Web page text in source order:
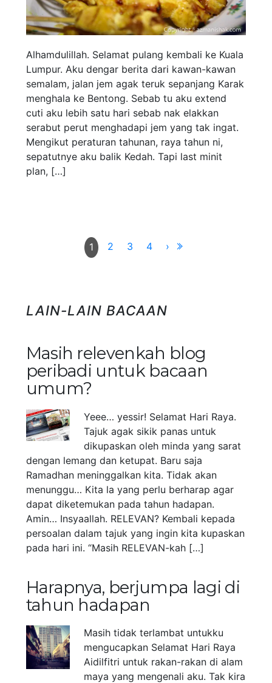
Alhamdulillah. Selamat pulang kembali ke Kuala
Lumpur. Aku dengar berita dari kawan-kawan
semalam, jalan jem agak teruk sepanjang Karak
menghala ke Bentong. Sebab tu aku extend
cuti aku lebih satu hari sebab nak elakkan
serabut perut menghadapi jem yang tak ingat.
Mengikut peraturan tahunan, raya tahun ni,
sepatutnye aku balik Kedah. Tapi last minit
plan, […]
1 2 3 4 ›
LAIN-LAIN BACAAN
Masih relevenkah blog
peribadi untuk bacaan
umum?
Yeee… yessir! Selamat Hari Raya.
Tajuk agak sikik panas untuk
dikupaskan oleh minda yang sarat
dengan lemang dan ketupat. Baru saja
Ramadhan meninggalkan kita. Tidak akan
menunggu… Kita la yang perlu berharap agar
dapat diketemukan pada tahun hadapan.
Amin… Insyaallah. RELEVAN? Kembali kepada
persoalan dalam tajuk yang ingin kita kupaskan
pada hari ini. “Masih RELEVAN-kah […]
Harapnya, berjumpa lagi di
tahun hadapan
Masih tidak terlambat untukku
mengucapkan Selamat Hari Raya
Aidilfitri untuk rakan-rakan di alam
maya yang mengenali aku. Tak kira